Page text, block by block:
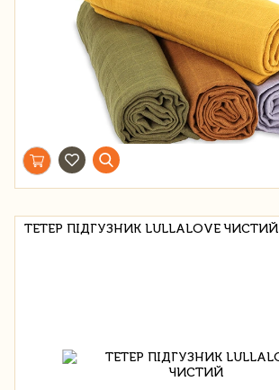
ТЕТЕР ПІДГУЗНИК LULLALOVE ЧИСТИЙ